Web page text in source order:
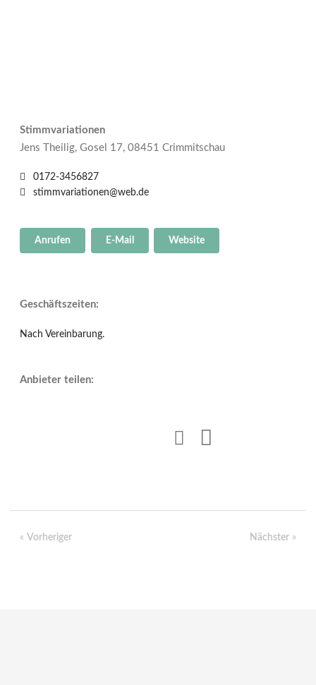
Stimmvariationen
Jens Theilig, Gosel 17, 08451 Crimmitschau
0172-3456827
stimmvariationen@web.de
Anrufen E-Mail Website
Geschäftszeiten:
Nach Vereinbarung.
Anbieter teilen:
« Vorheriger Nächster »